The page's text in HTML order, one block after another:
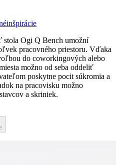
inšpirácie
stola Ogi Q Bench umožní
pracovného priestoru. Vďaka
do coworkingových alebo
možno od seba oddeliť
poskytne pocit súkromia a
na pracovisku možno
a skriniek.